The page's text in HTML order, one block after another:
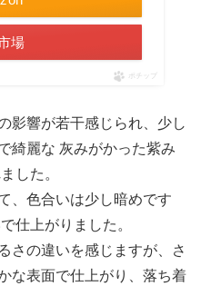
場
ポチップ
影響が若干感じられ、少し
綺麗な 灰みがかった紫み
した。
、色合いは少し暗めです
仕上がりました。
さの違いを感じますが、さ
な表面で仕上がり、落ち着